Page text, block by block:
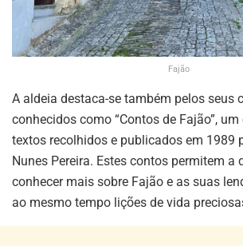
Fajão
A aldeia destaca-se também pelos seus
conhecidos como “Contos de Fajão”,
textos recolhidos e publicados em 1989
Nunes Pereira. Estes contos permitem a
conhecer mais sobre Fajão e as suas
ao mesmo tempo lições de vida